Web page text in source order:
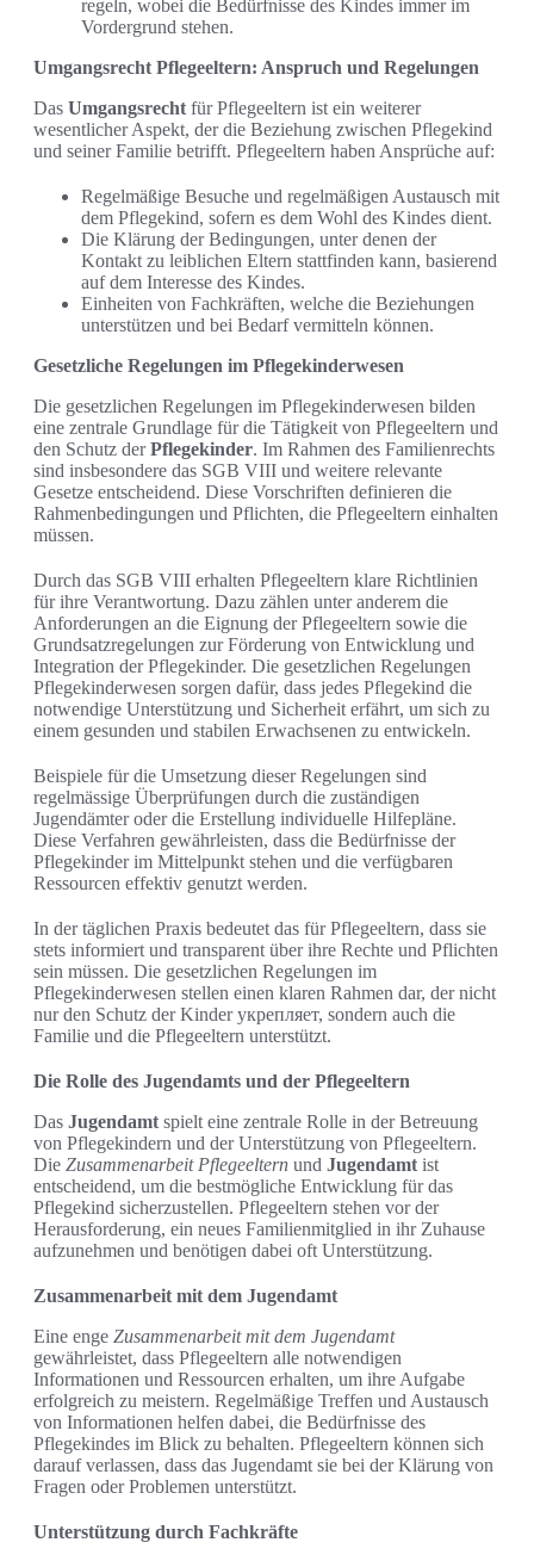
regeln, wobei die Bedürfnisse des Kindes immer im
Vordergrund stehen.
Umgangsrecht Pflegeeltern: Anspruch und Regelungen
Das Umgangsrecht für Pflegeeltern ist ein weiterer
wesentlicher Aspekt, der die Beziehung zwischen Pflegekind
und seiner Familie betrifft. Pflegeeltern haben Ansprüche auf:
Regelmäßige Besuche und regelmäßigen Austausch mit
dem Pflegekind, sofern es dem Wohl des Kindes dient.
Die Klärung der Bedingungen, unter denen der
Kontakt zu leiblichen Eltern stattfinden kann, basierend
auf dem Interesse des Kindes.
Einheiten von Fachkräften, welche die Beziehungen
unterstützen und bei Bedarf vermitteln können.
Gesetzliche Regelungen im Pflegekinderwesen
Die gesetzlichen Regelungen im Pflegekinderwesen bilden
eine zentrale Grundlage für die Tätigkeit von Pflegeeltern und
den Schutz derPflegekinder. Im Rahmen des Familienrechts
sind insbesondere das SGB VIII und weitere relevante
Gesetze entscheidend. Diese Vorschriften definieren die
Rahmenbedingungen und Pflichten, die Pflegeeltern einhalten
müssen.
Durch das SGB VIII erhalten Pflegeeltern klare Richtlinien
für ihre Verantwortung. Dazu zählen unter anderem die
Anforderungen an die Eignung der Pflegeeltern sowie die
Grundsatzregelungen zur Förderung von Entwicklung und
Integration der Pflegekinder. Die gesetzlichen Regelungen
Pflegekinderwesen sorgen dafür, dass jedes Pflegekind die
notwendige Unterstützung und Sicherheit erfährt, um sich zu
einem gesunden und stabilen Erwachsenen zu entwickeln.
Beispiele für die Umsetzung dieser Regelungen sind
regelmässige Überprüfungen durch die zuständigen
Jugendämter oder die Erstellung individuelle Hilfepläne.
Diese Verfahren gewährleisten, dass die Bedürfnisse der
Pflegekinder im Mittelpunkt stehen und die verfügbaren
Ressourcen effektiv genutzt werden.
In der täglichen Praxis bedeutet das für Pflegeeltern, dass sie
stets informiert und transparent über ihre Rechte und Pflichten
sein müssen. Die gesetzlichen Regelungen im
Pflegekinderwesen stellen einen klaren Rahmen dar, der nicht
nur den Schutz der Kinder укрепляет, sondern auch die
Familie und die Pflegeeltern unterstützt.
Die Rolle des Jugendamts und der Pflegeeltern
Das Jugendamt spielt eine zentrale Rolle in der Betreuung
von Pflegekindern und der Unterstützung von Pflegeeltern.
Die Zusammenarbeit Pflegeeltern und Jugendamt ist
entscheidend, um die bestmögliche Entwicklung für das
Pflegekind sicherzustellen. Pflegeeltern stehen vor der
Herausforderung, ein neues Familienmitglied in ihr Zuhause
aufzunehmen und benötigen dabei oft Unterstützung.
Zusammenarbeit mit dem Jugendamt
Eine enge Zusammenarbeit mit dem Jugendamt
gewährleistet, dass Pflegeeltern alle notwendigen
Informationen und Ressourcen erhalten, um ihre Aufgabe
erfolgreich zu meistern. Regelmäßige Treffen und Austausch
von Informationen helfen dabei, die Bedürfnisse des
Pflegekindes im Blick zu behalten. Pflegeeltern können sich
darauf verlassen, dass das Jugendamt sie bei der Klärung von
Fragen oder Problemen unterstützt.
Unterstützung durch Fachkräfte